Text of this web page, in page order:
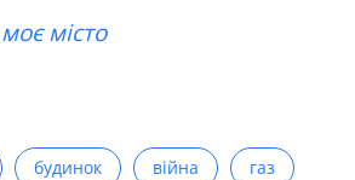
місто
будинок війна газ